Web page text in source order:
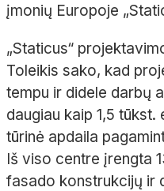
įmonių Europoje „
„Staticus“
Toleikis sako, kad
tempu ir didele darbų
daugiau kaip 1,5 tūkst.
tūrinė apdaila
Iš viso centre įrengta
fasado konstrukcijų ir